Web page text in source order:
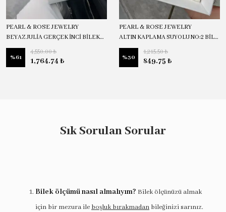
PEARL & ROSE JEWELRY
BEYAZ JULİA GERÇEK İNCİ BİLEKLİK
%61
4,550.00 ₺
1,764.74 ₺
PEARL & ROSE JEWELRY
ALTIN KAPLAMA SUYOLU NO:2 BİLEKLİK
%30
1,215.50 ₺
849.75 ₺
Sık Sorulan Sorular
Bilek ölçümü nasıl almalıyım? Bilek ölçünüzü almak
için bir mezura ile boşluk bırakmadan bileğinizi sarınız.